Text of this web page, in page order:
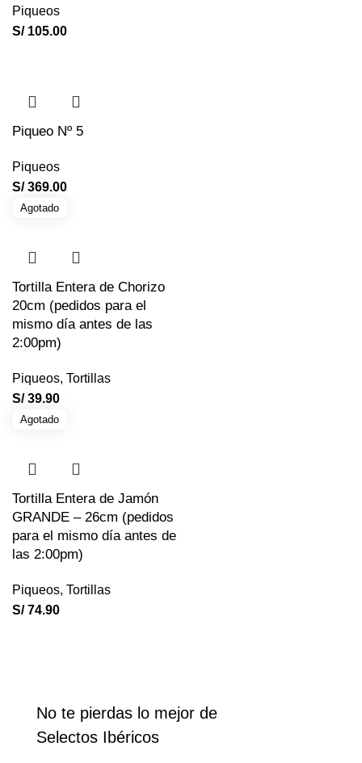
Piqueos
S/105.00
Piqueo Nº 5
Piqueos
S/369.00
Agotado
Tortilla Entera de Chorizo
20cm (pedidos para el
mismo día antes de las
2:00pm)
Piqueos, Tortillas
S/39.90
Agotado
Tortilla Entera de Jamón
GRANDE – 26cm (pedidos
para el mismo día antes de
las 2:00pm)
Piqueos, Tortillas
S/74.90
No te pierdas lo mejor de
Selectos Ibéricos